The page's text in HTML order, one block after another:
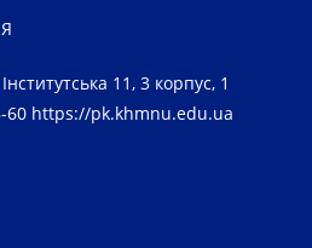
11, 3 корпус, 1
60 https://pk.khmnu.edu.ua